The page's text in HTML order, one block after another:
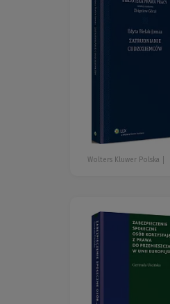
Wolters Kluwer Polska